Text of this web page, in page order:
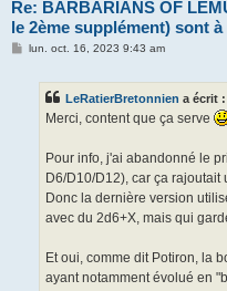
Re: BARBARIANS OF
le 2ème supplément) sont
Mlun. oct. 16, 2023 9:43 am
LeRatierBretonnien a écrit :
Merci, content que ça serve
Pour info, j'ai abandonné le
D6/D10/D12), car ça rajoutait
Donc la dernière version
avec du 2d6+X, mais qui
Et oui, comme dit Potiron, la
ayant notamment évolué en